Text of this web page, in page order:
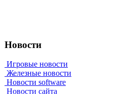
Новости
Игровые новости
Железные новости
Новости software
Новости сайта